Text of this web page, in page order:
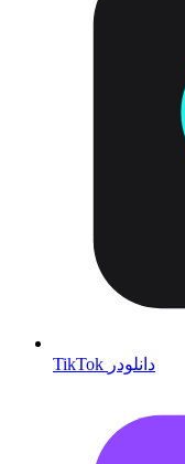
TikTok دانلودر